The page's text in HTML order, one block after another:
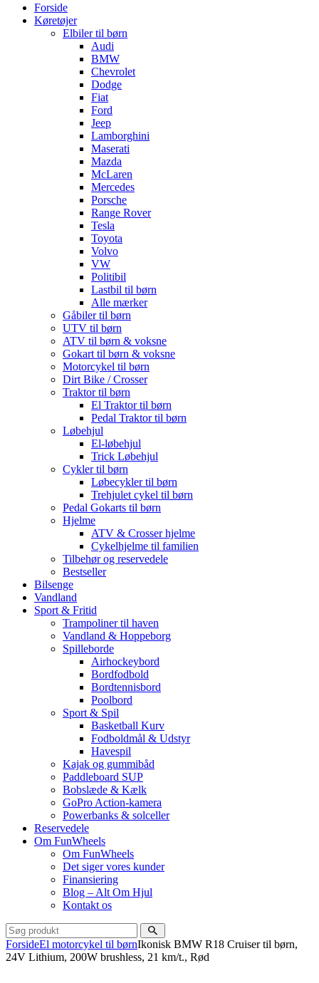
Forside
Køretøjer
Elbiler til børn
Audi
BMW
Chevrolet
Dodge
Fiat
Ford
Jeep
Lamborghini
Maserati
Mazda
McLaren
Mercedes
Porsche
Range Rover
Tesla
Toyota
Volvo
VW
Politibil
Lastbil til børn
Alle mærker
Gåbiler til børn
UTV til børn
ATV til børn & voksne
Gokart til børn & voksne
Motorcykel til børn
Dirt Bike / Crosser
Traktor til børn
El Traktor til børn
Pedal Traktor til børn
Løbehjul
El-løbehjul
Trick Løbehjul
Cykler til børn
Løbecykler til børn
Trehjulet cykel til børn
Pedal Gokarts til børn
Hjelme
ATV & Crosser hjelme
Cykelhjelme til familien
Tilbehør og reservedele
Bestseller
Bilsenge
Vandland
Sport & Fritid
Trampoliner til haven
Vandland & Hoppeborg
Spilleborde
Airhockeybord
Bordfodbold
Bordtennisbord
Poolbord
Sport & Spil
Basketball Kurv
Fodboldmål & Udstyr
Havespil
Kajak og gummibåd
Paddleboard SUP
Bobslæde & Kælk
GoPro Action-kamera
Powerbanks & solceller
Reservedele
Om FunWheels
Om FunWheels
Det siger vores kunder
Finansiering
Blog – Alt Om Hjul
Kontakt os
ForsideEl motorcykel til børnIkonisk BMW R18 Cruiser til børn,
24V Lithium, 200W brushless, 21 km/t., Rød